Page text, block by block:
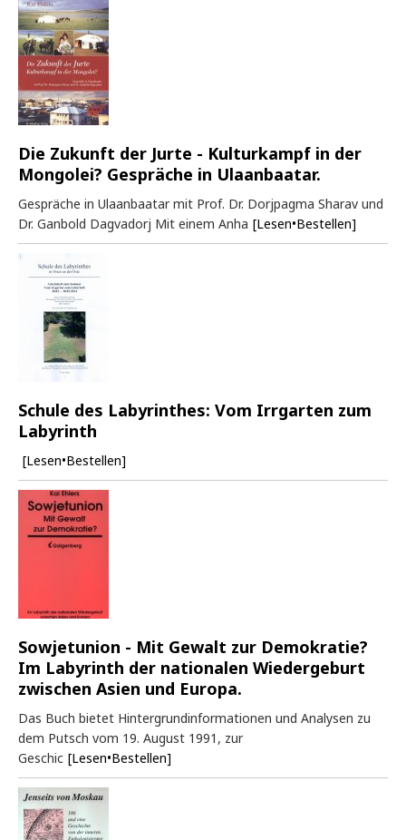
Die Zukunft der Jurte - Kulturkampf in der
Mongolei? Gespräche in Ulaanbaatar.
Gespräche in Ulaanbaatar mit Prof. Dr. Dorjpagma Sharav und
Dr. Ganbold Dagvadorj Mit einem Anha [Lesen•Bestellen]
Schule des Labyrinthes: Vom Irrgarten zum
Labyrinth
[Lesen•Bestellen]
Sowjetunion - Mit Gewalt zur Demokratie?
Im Labyrinth der nationalen Wiedergeburt
zwischen Asien und Europa.
Das Buch bietet Hintergrundinformationen und Analysen zu
dem Putsch vom 19. August 1991, zur
Geschic [Lesen•Bestellen]